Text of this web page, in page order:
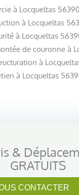
à Locqueltas
à Locqueltas
à Locqueltas
de couronne à
à
à Locqueltas
&
GRATUITS
CONTACTER